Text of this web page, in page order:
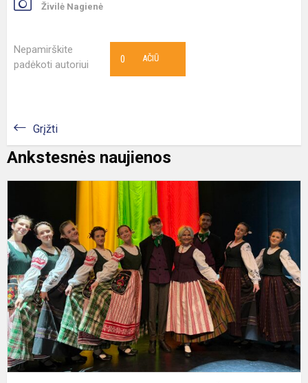
Živilė Nagienė
Nepamirškite
padėkoti autoriui
AČIŪ
0
Grįžti
Ankstesnės naujienos